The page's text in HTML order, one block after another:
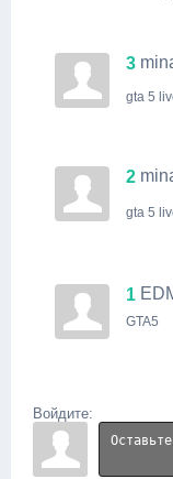
3
gta 5
2
gta 5
1
GTA5
Войдите: